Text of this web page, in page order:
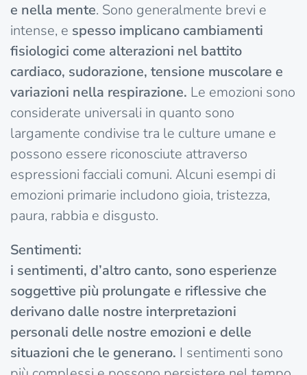
e nella mente. Sono generalmente brevi e
intense, e spesso implicano cambiamenti
fisiologici come alterazioni nel battito
cardiaco, sudorazione, tensione muscolare e
variazioni nella respirazione. Le emozioni sono
considerate universali in quanto sono
largamente condivise tra le culture umane e
possono essere riconosciute attraverso
espressioni facciali comuni. Alcuni esempi di
emozioni primarie includono gioia, tristezza,
paura, rabbia e disgusto.
Sentimenti:
i sentimenti, d’altro canto, sono esperienze
soggettive più prolungate e riflessive che
derivano dalle nostre interpretazioni
personali delle nostre emozioni e delle
situazioni che le generano. I sentimenti sono